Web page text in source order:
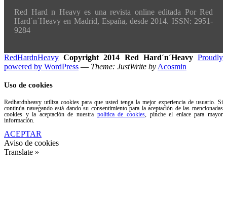
Red Hard n Heavy es una revista online editada Por Red
Hard´n´Heavy en Madrid, España, desde 2014. ISSN: 2951-
9284
RedHardnHeavy Copyright 2014 Red Hard´n´Heavy Proudly
powered by WordPress — Theme: JustWrite by Acosmin
Uso de cookies
Redhardnheavy utiliza cookies para que usted tenga la mejor experiencia de usuario. Si
continúa navegando está dando su consentimiento para la aceptación de las mencionadas
cookies y la aceptación de nuestra política de cookies, pinche el enlace para mayor
información.
ACEPTAR
Aviso de cookies
Translate »